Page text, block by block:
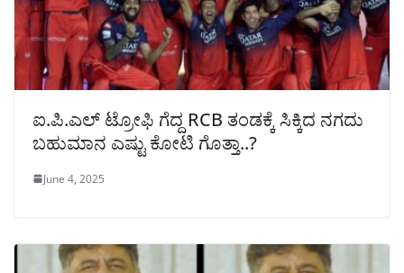
ಐ.ಪಿ.ಎಲ್ ಟ್ರೋಫಿ ಗೆದ್ದ RCB ತಂಡಕ್ಕೆ ಸಿಕ್ಕಿದ ನಗದು
ಬಹುಮಾನ ಎಷ್ಟು ಕೋಟಿ ಗೊತ್ತಾ..?
June 4, 2025